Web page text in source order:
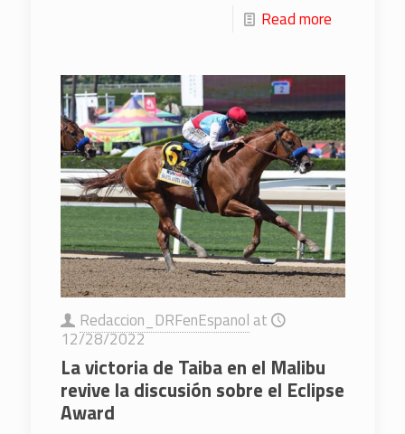
Read more
Redaccion_DRFenEspanol at
12/28/2022
La victoria de Taiba en el Malibu
revive la discusión sobre el Eclipse
Award